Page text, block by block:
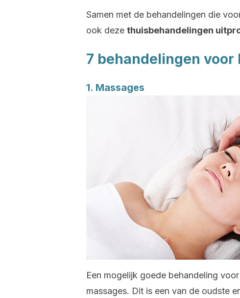
Samen met de behandelingen die
ook deze thuisbehandelingen
7 behandelingen
1. Massages
Een mogelijk goede behandeling
massages. Dit is een van de oudste